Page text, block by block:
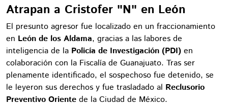
Atrapan a Cristofer "N" en León
El presunto agresor fue localizado en un fraccionamiento
en León de los Aldama, gracias a las labores de
inteligencia de la Policía de Investigación (PDI) en
colaboración con la Fiscalía de Guanajuato. Tras ser
plenamente identificado, el sospechoso fue detenido, se
le leyeron sus derechos y fue trasladado al Reclusorio
Preventivo Oriente de la Ciudad de México.